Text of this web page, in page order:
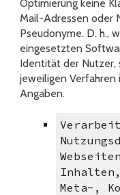
Optimierung keine
Mail-Adressen oder
Pseudonyme. D. h.,
eingesetzten
Identität der Nutzer,
jeweiligen
Angaben.
Meta-,